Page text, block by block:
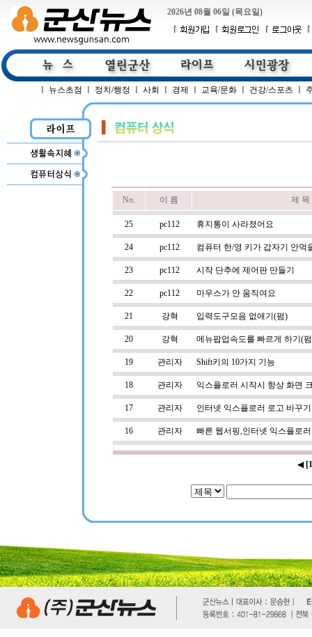
2026년 08월 06일 (목요일)
뉴스초점 정치/행정 사회 경제 교육/문화 건강/스포츠
No. 이 름 제 목
25 pc112 휴지통이 사라졌어요
24 pc112 컴퓨터 한/영 키가 갑자기 안먹
23 pc112 시작 단추에 제어판 만들기
22 pc112 마우스가 안 움직여요
21 강혁 입력도구모음 없애기(펌)
20 강혁 메뉴팝업속도를 빠르게 하기(
19 관리자 Shift키의 10가지 기능
18 관리자 익스플로러 시작시 항상 화면
17 관리자 인터넷 익스플로러 로고 바꾸기
16 관리자 빠른 웹서핑,인터넷 익스플로
◀